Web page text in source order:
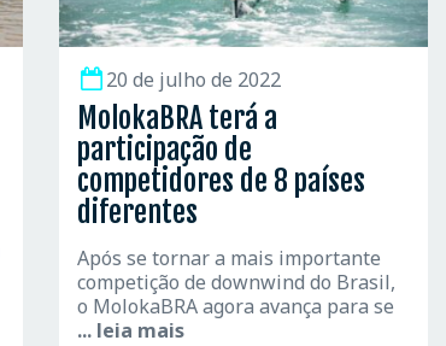
20 de julho de 2022
MolokaBRA terá a
participação de
competidores de 8 países
diferentes
Após se tornar a mais importante
competição de downwind do Brasil,
o MolokaBRA agora avança para se
... leia mais